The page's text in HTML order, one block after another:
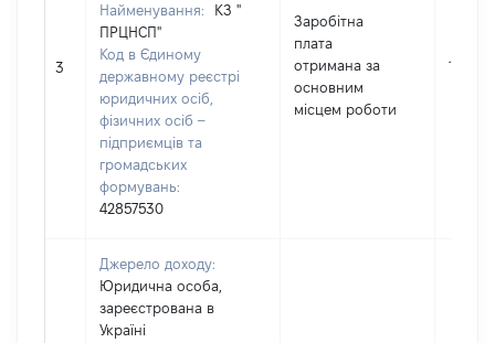
3
Найменування:
КЗ "
ПРЦНСП"
Код в Єдиному
державному реєстрі
юридичних осіб,
фізичних осіб –
підприємців та
громадських
формувань:
42857530
Заробітна
плата
отримана за
основним
місцем роботи
170123
Джерело доходу:
Юридична особа,
зареєстрована в
Україні